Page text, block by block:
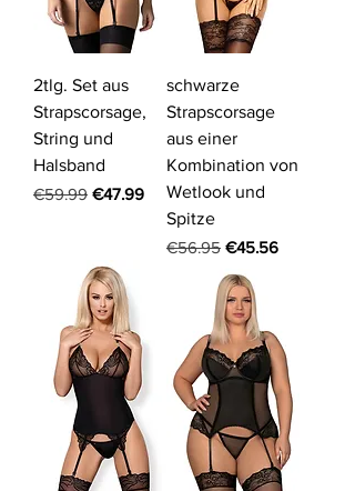
2tlg. Set aus
Strapscorsage,
String und
Halsband
Regular Price
€59.99 Sale Price
€47.99
schwarze
Strapscorsage
aus einer
Kombination von
Wetlook und
Spitze
Regular Price
€56.95 Sale Price
€45.56